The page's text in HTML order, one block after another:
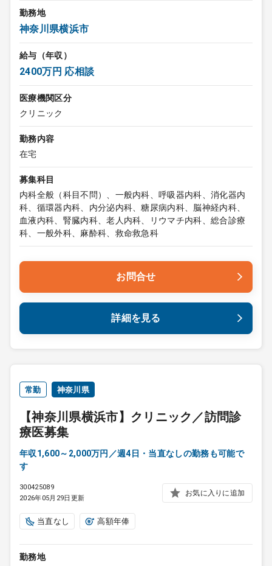
勤務地
神奈川県横浜市
給与（年収）
2400万円 応相談
医療機関区分
クリニック
勤務内容
在宅
募集科目
内科全般（科目不問）、一般内科、呼吸器内科、消化器内
科、循環器内科、内分泌内科、糖尿病内科、脳神経内科、
血液内科、腎臓内科、老人内科、リウマチ内科、総合診療
科、一般外科、麻酔科、救命救急科
お問合せ
詳細を見る
常勤 神奈川県
【神奈川県横浜市】クリニック／訪問診
療医募集
年収1,600～2,000万円／週4日・当直なしの勤務も可能で
す
300425089
2026年05月29日更新
お気に入りに追加
当直なし 高額年俸
勤務地